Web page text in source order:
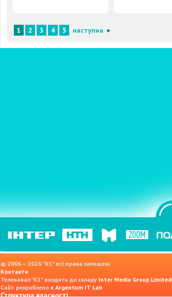
1 2 3 4 5 наступна
© 2006 — 2026 "K1" всі права захищені.
Контакти
Телеканал "К1" входить до складу Inter Media Group Limited
Сайт розроблено в Argentum IT Lab